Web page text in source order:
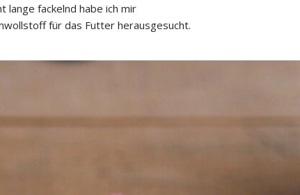
lange fackelnd habe ich mir
für das Futter herausgesucht.